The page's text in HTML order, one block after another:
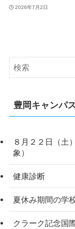
2026年7月2日
豊岡キャンパ
８月２２日（土
象）
健康診断
夏休み期間の学
クラーク記念国